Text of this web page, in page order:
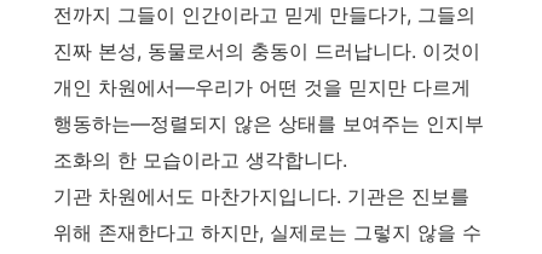
전까지 그들이 인간이라고 믿게 만들다가, 그들의
진짜 본성, 동물로서의 충동이 드러납니다. 이것이
개인 차원에서—우리가 어떤 것을 믿지만 다르게
행동하는—정렬되지 않은 상태를 보여주는 인지부
조화의 한 모습이라고 생각합니다.
기관 차원에서도 마찬가지입니다. 기관은 진보를
위해 존재한다고 하지만, 실제로는 그렇지 않을 수